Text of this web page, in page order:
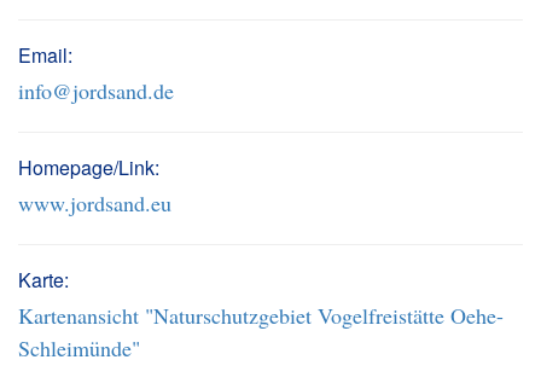
Email:
info@jordsand.de
Homepage/Link:
www.jordsand.eu
Karte:
Kartenansicht "Naturschutzgebiet Vogelfreistätte Oehe-
Schleimünde"